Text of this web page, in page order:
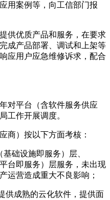
用案例等，向工信部门报
供优质产品和服务，在要求
成产品部署、调试和上架等
应用户应急维修诉求，配合
对平台（含软件服务供应
工作开展调度。
商）按以下方面考核：
础设施即服务）层、
台即服务）层服务，未出现
运营造成重大不良影响；
供成熟的云化软件，提供面